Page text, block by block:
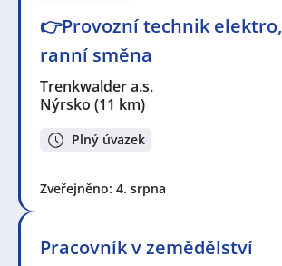
👉Provozní technik elektro,
ranní směna
Trenkwalder a.s.
Nýrsko (11 km)
Plný úvazek
Zveřejněno: 4. srpna
Pracovník v zemědělství